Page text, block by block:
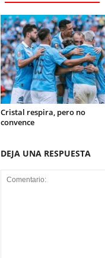
Cristal respira, pero no
convence
DEJA UNA RESPUESTA